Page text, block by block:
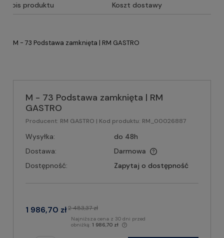
Opis produktu Koszt dostawy
M - 73 Podstawa zamknięta | RM GASTRO
M - 73 Podstawa zamknięta | RM
GASTRO
Producent: RM GASTRO | Kod produktu: RM_00026887
Wysyłka:
do 48h
Dostawa:
Darmowa
Dostępność:
Zapytaj o dostępność
1 986,70 zł2 483,37 zł
Najniższa cena z 30 dni przed
obniżką: 1 986,70 zł